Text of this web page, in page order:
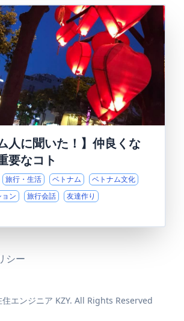
人に聞いた！】仲良くな
要なコト
旅行・生活 ベトナム
ベトナム文化
ン
旅行会話 友達作り
シー
エンジニア KZY. All Rights Reserved